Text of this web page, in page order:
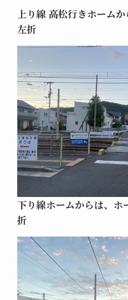
上り線 高松行きホーム
左折
下り線ホームからは、ホ
折